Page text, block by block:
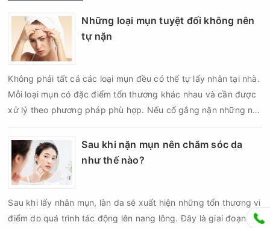
Những loại mụn tuyệt đối không nên
tự nặn
Không phải tất cả các loại mụn đều có thể tự lấy nhân tại nhà.
Mỗi loại mụn có đặc điểm tổn thương khác nhau và cần được
xử lý theo phương pháp phù hợp. Nếu cố gắng nặn những nốt
nên nghiêm trọng hơn, làm tăng nguy cơ nhiễm trùng, để lại
thâm hoặc sẹo khó phục hồi.
Sau khi nặn mụn nên chăm sóc da
như thế nào?
Sau khi lấy nhân mụn, làn da sẽ xuất hiện những tổn thương vi
điểm do quá trình tác động lên nang lông. Đây là giai đoạn da